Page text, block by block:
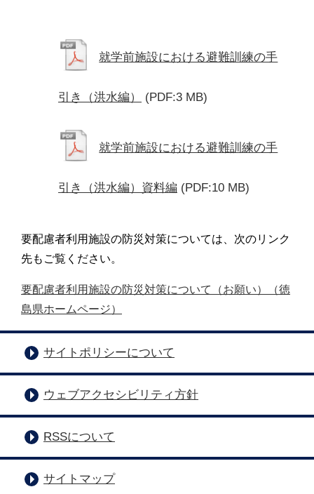
就学前施設における避難訓練の手
引き（洪水編） (PDF:3 MB)
就学前施設における避難訓練の手
引き（洪水編）資料編 (PDF:10 MB)
要配慮者利用施設の防災対策については、次のリンク
先もご覧ください。
要配慮者利用施設の防災対策について（お願い）（徳
島県ホームページ）
サイトポリシーについて
ウェブアクセシビリティ方針
RSSについて
サイトマップ